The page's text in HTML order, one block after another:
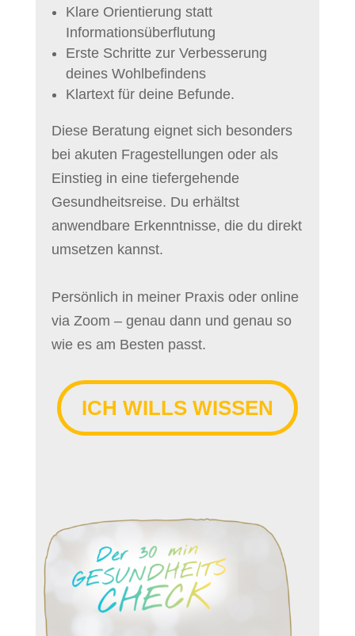
Klare Orientierung statt
Informationsüberflutung
Erste Schritte zur Verbesserung
deines Wohlbefindens
Klartext für deine Befunde.
Diese Beratung eignet sich besonders
bei akuten Fragestellungen oder als
Einstieg in eine tiefergehende
Gesundheitsreise. Du erhältst
anwendbare Erkenntnisse, die du direkt
umsetzen kannst.
Persönlich in meiner Praxis oder online
via Zoom – genau dann und genau so
wie es am Besten passt.
ICH WILLS WISSEN